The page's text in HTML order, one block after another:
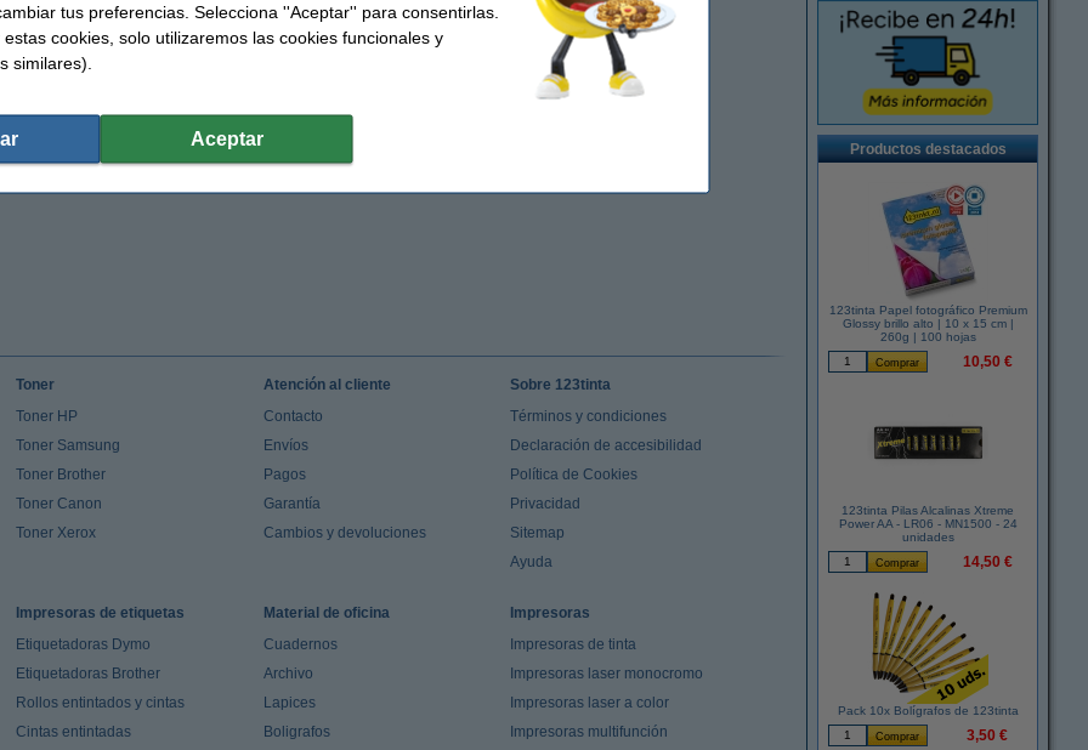
Productos destacados
123tinta Papel fotográfico Premium
Glossy brillo alto | 10 x 15 cm |
260g | 100 hojas
10,50 €
123tinta Pilas Alcalinas Xtreme
Power AA - LR06 - MN1500 - 24
unidades
14,50 €
Pack 10x Bolígrafos de 123tinta
3,50 €
Toner
Toner HP
Toner Samsung
Toner Brother
Toner Canon
Toner Xerox
Atención al cliente
Contacto
Envíos
Pagos
Garantía
Cambios y devoluciones
Sobre 123tinta
Términos y condiciones
Declaración de accesibilidad
Política de Cookies
Privacidad
Sitemap
Ayuda
Impresoras de etiquetas
Etiquetadoras Dymo
Etiquetadoras Brother
Rollos entintados y cintas
Cintas entintadas
Material de oficina
Cuadernos
Archivo
Lapices
Boligrafos
Impresoras
Impresoras de tinta
Impresoras laser monocromo
Impresoras laser a color
Impresoras multifunción
tus preferencias. Selecciona ''Aceptar'' para consentirlas.
cookies, solo utilizaremos las cookies funcionales y
similares).
Aceptar